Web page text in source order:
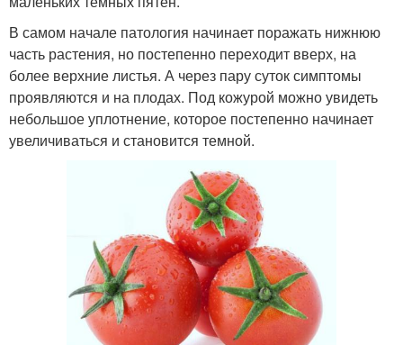
В самом начале патология начинает поражать нижнюю
часть растения, но постепенно переходит вверх, на
более верхние листья. А через пару суток симптомы
проявляются и на плодах. Под кожурой можно увидеть
небольшое уплотнение, которое постепенно начинает
увеличиваться и становится темной.